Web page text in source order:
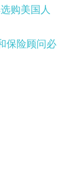
购美国人
保险顾问必